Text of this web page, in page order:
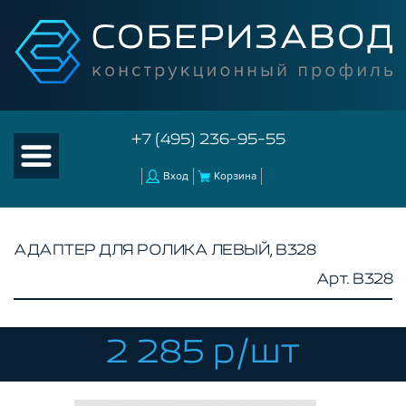
+7 (495) 236-95-55
Вход Корзина
КОМПЛЕКТУЮЩИЕ К ЧПУ
АКСЕССУАРЫ ДЛЯ V-ПАЗА
АДАПТЕР ДЛЯ РОЛИКА ЛЕВЫЙ, B328
Арт. B328
2 285 р/шт